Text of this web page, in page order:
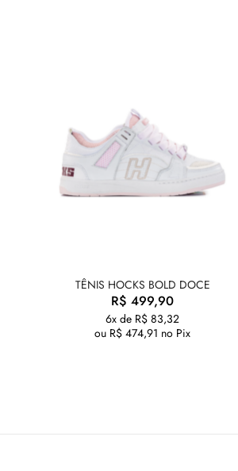
TÊNIS HOCKS BOLD DOCE
R$ 499,90
6x de R$ 83,32
ou R$ 474,91 no Pix